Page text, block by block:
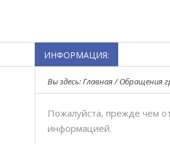
ИНФОРМАЦИЯ:
Вы здесь:Главная/Обращения
Пожалуйста, прежде чем
информацией.